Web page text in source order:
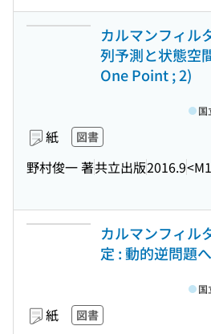
カルマンフィル
列予測と状態空
One Point ; 2)
紙 図書
野村俊一 著共立出版2016.9
国
カルマンフィル
定 : 動的逆問題
紙 図書
国